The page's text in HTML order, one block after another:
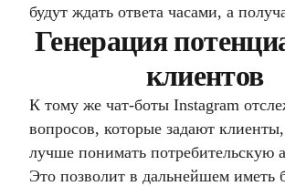
будут ждать ответа часами, а
Генерация
клиентов
К тому же чат-боты Instagram
вопросов, которые задают
лучше понимать потребительскую
Это позволит в дальнейшем иметь